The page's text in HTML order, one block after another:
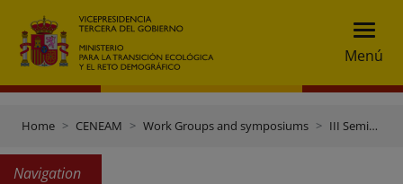
Menú
Home CENEAM Work Groups and symposiums III Seminario sobre Estrategias Marinas de España
Navigation